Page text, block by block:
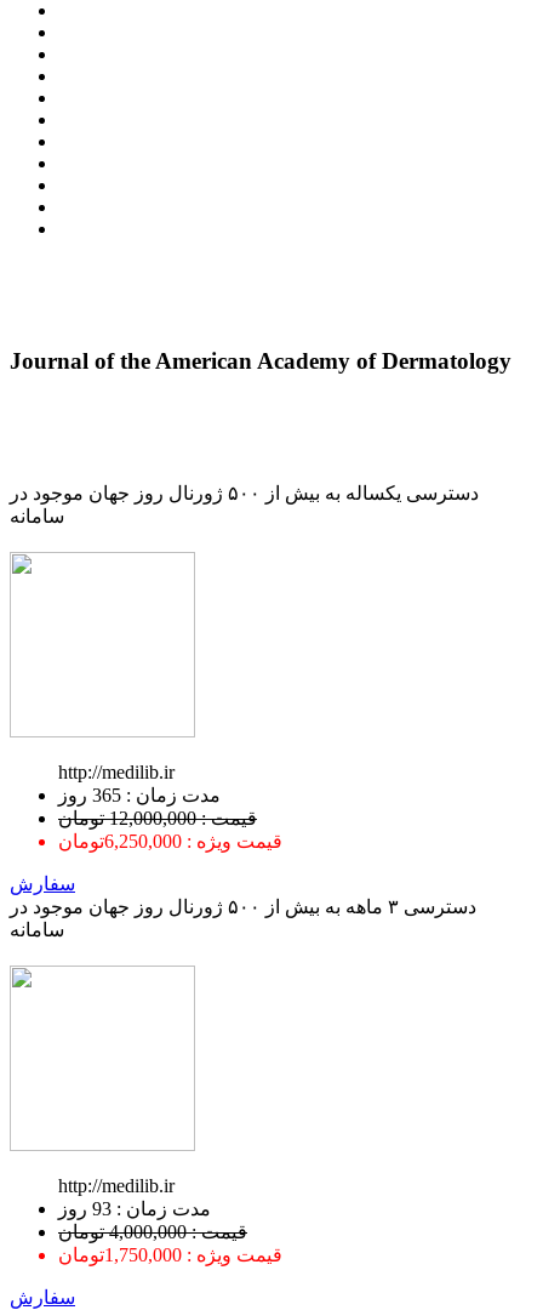
Journal of the American Academy of Dermatology
دسترسی یکساله به بیش از ۵۰۰ ژورنال روز جهان موجود در
سامانه
http://medilib.ir
ﻣﺪﺕ ﺯﻣﺎﻥ : 365 ﺭﻭﺯ
قیمت : 12,000,000 تومان
قیمت ویژه : 6,250,000تومان
سفارش
دسترسی ۳ ماهه به بیش از ۵۰۰ ژورنال روز جهان موجود در
سامانه
http://medilib.ir
ﻣﺪﺕ ﺯﻣﺎﻥ : 93 ﺭﻭﺯ
قیمت : 4,000,000 تومان
قیمت ویژه : 1,750,000تومان
سفارش